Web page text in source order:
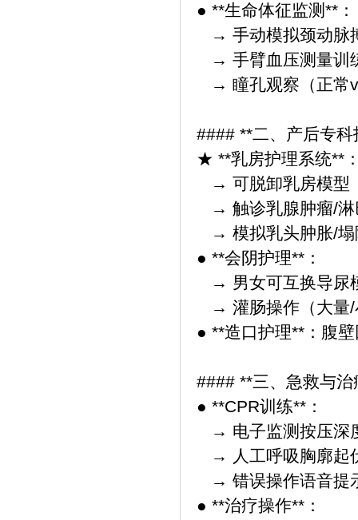
● **生命体征监测**
→ 手动模拟颈动
→ 手臂血压测量
→ 瞳孔观察（正常
#### **二、产后专
★ **乳房护理系统**
→ 可脱卸乳房模型
→ 触诊乳腺肿瘤/
→ 模拟乳头肿胀/
● **会阴护理**：
→ 男女可互换导尿
→ 灌肠操作（大量
● **造口护理**：腹
#### **三、急救与
● **CPR训练**：
→ 电子监测按压深
→ 人工呼吸胸廓起
→ 错误操作语音
● **治疗操作**：